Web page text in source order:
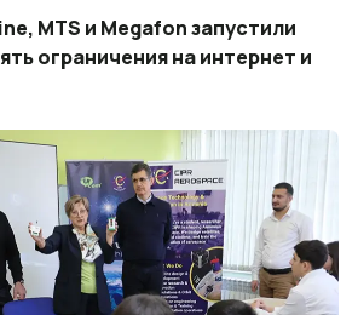
MTS и Megafon запустили
ограничения на интернет и